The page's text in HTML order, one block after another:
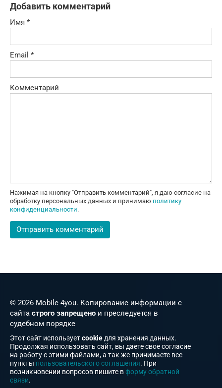
Добавить комментарий
Имя *
Email *
Комментарий
Нажимая на кнопку "Отправить комментарий", я даю согласие на
обработку персональных данных и принимаю политику
конфиденциальности.
© 2026 Mobile 4you. Копирование информации с
сайта строго запрещено и преследуется в
судебном порядке
Этот сайт используетcookie для хранения данных.
Продолжая использовать сайт, вы даете свое согласие
на работу с этими файлами, а так же принимаете все
пункты пользовательского соглашения. При
возникновении вопросов пишите вформу обратной
связи.